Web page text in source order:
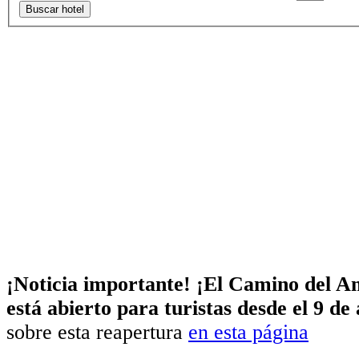
Buscar hotel
¡Noticia importante! ¡El Camino del
está abierto para turistas desde el 9 de
sobre esta reapertura en esta página